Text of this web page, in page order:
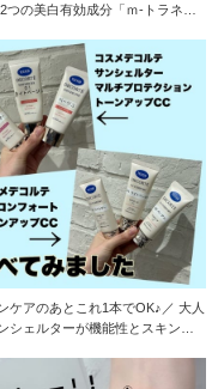
ケアのあとこれ1本でOK♪／ 大人
シェルターが機能性とスキンケ